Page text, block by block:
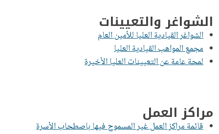
الشواغر والتعيينات
الشواغر القيادية العليا للأمين العام
مجمع المواهب القيادية العليا
لمحة عامة عن التعيينات العليا الأخيرة
مراكز العمل
قائمة مراكز العمل غير المسموح فيها باصطحاب الأسرة